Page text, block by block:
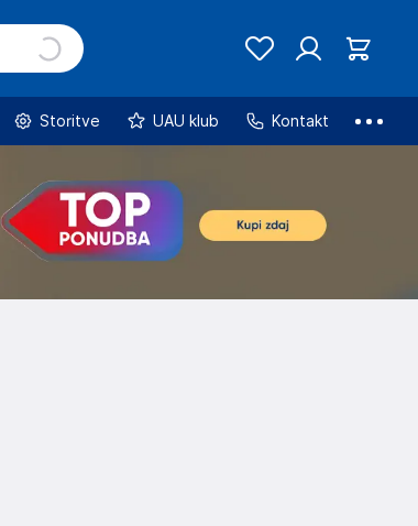
Storitve UAU klub Kontakt